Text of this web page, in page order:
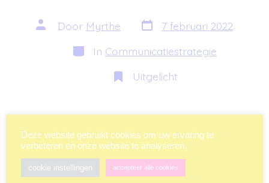
Auteur
van
Door Myrthe Berichtdatum
7 februari 2022
Categorieën
In Communicatiestrategie
Uitgelicht
communicatie. Wat ik daarmee bedoel? Eigenlijk
is het heel simpel: Goed communiceren is een
kunst op zich. Een tekst schrijven of een video
Deze website gebruikt cookies om uw ervaring te
verbeteren en onze website te analyseren.
cookie instellingen accepteer alle cookies